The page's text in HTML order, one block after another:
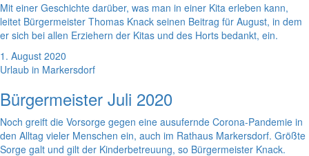
Mit einer Geschichte darüber, was man in einer Kita erleben kann,
leitet Bürgermeister Thomas Knack seinen Beitrag für August, in dem
er sich bei allen Erziehern der Kitas und des Horts bedankt, ein.
1. August 2020
Urlaub in Markersdorf
Bürgermeister Juli 2020
Noch greift die Vorsorge gegen eine ausufernde Corona-Pandemie in
den Alltag vieler Menschen ein, auch im Rathaus Markersdorf. Größte
Sorge galt und gilt der Kinderbetreuung, so Bürgermeister Knack.